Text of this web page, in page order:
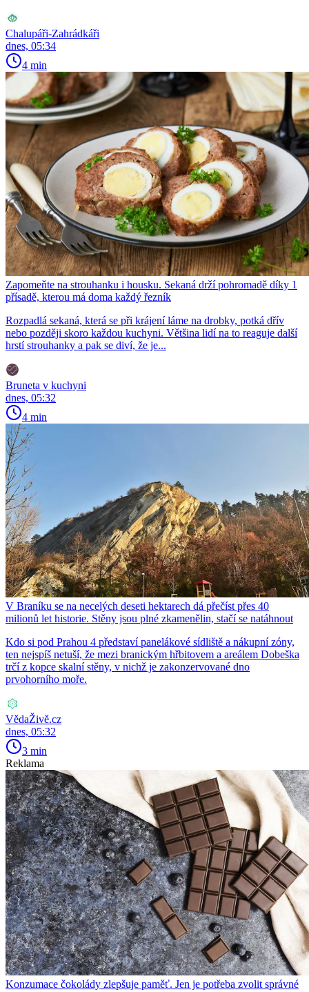
Chalupáři-Zahrádkáři
dnes, 05:34
4 min
Zapomeňte na strouhanku i housku. Sekaná drží pohromadě díky 1
přísadě, kterou má doma každý řezník
Rozpadlá sekaná, která se při krájení láme na drobky, potká dřív
nebo později skoro každou kuchyni. Většina lidí na to reaguje další
hrstí strouhanky a pak se diví, že je...
Bruneta v kuchyni
dnes, 05:32
4 min
V Braníku se na necelých deseti hektarech dá přečíst přes 40
milionů let historie. Stěny jsou plné zkamenělin, stačí se natáhnout
Kdo si pod Prahou 4 představí panelákové sídliště a nákupní zóny,
ten nejspíš netuší, že mezi branickým hřbitovem a areálem Dobeška
trčí z kopce skalní stěny, v nichž je zakonzervované dno
prvohorního moře.
VědaŽivě.cz
dnes, 05:32
3 min
Reklama
Konzumace čokolády zlepšuje paměť. Jen je potřeba zvolit správné